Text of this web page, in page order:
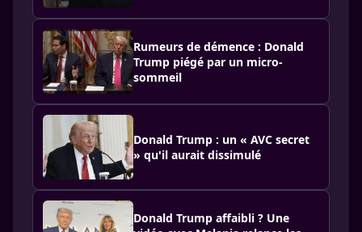
Rumeurs de démence : Donald
Trump piégé par un micro-
sommeil
Donald Trump : un « AVC secret
» qu'il aurait dissimulé
Donald Trump affaibli ? Une